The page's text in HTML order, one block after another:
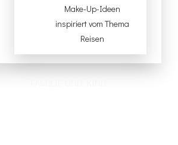
Make-Up-Ideen
inspiriert vom Thema
Reisen